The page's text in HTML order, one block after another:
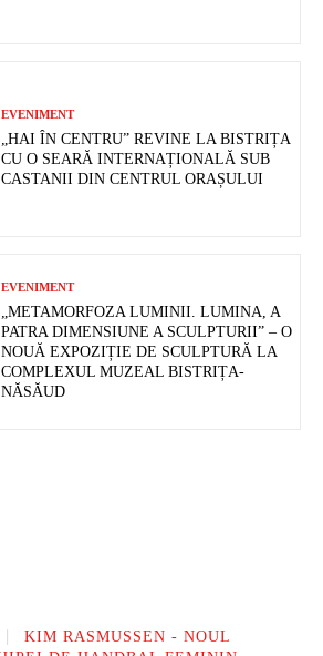
EVENIMENT
„HAI ÎN CENTRU” REVINE LA BISTRIȚA
CU O SEARĂ INTERNAȚIONALĂ SUB
CASTANII DIN CENTRUL ORAȘULUI
EVENIMENT
„METAMORFOZA LUMINII. LUMINA, A
PATRA DIMENSIUNE A SCULPTURII” – O
NOUĂ EXPOZIȚIE DE SCULPTURĂ LA
COMPLEXUL MUZEAL BISTRIȚA-
NĂSĂUD